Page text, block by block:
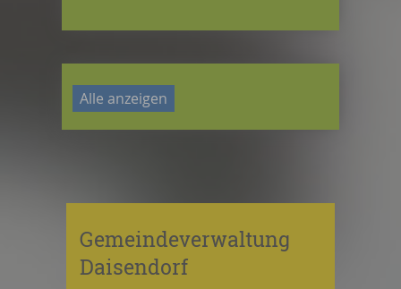
Alle anzeigen
Gemeindeverwaltung
Daisendorf